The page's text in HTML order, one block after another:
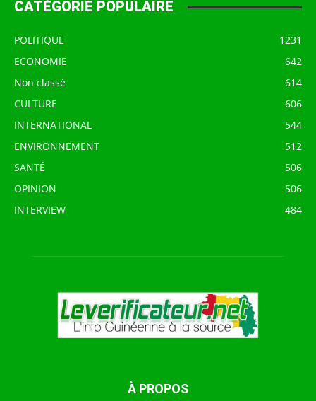
CATÉGORIE POPULAIRE
POLITIQUE
1231
ECONOMIE
642
Non classé
614
CULTURE
606
INTERNATIONAL
544
ENVIRONNEMENT
512
SANTÉ
506
OPINION
506
INTERVIEW
484
À PROPOS